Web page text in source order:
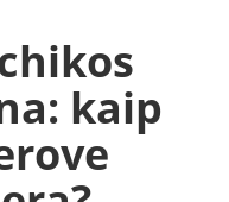
kaip